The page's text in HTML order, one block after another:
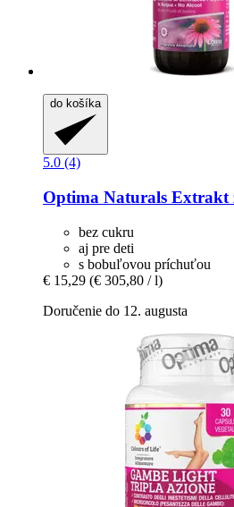
do košíka
5.0 (4)
Optima Naturals Extrakt
bez cukru
aj pre deti
s bobuľovou príchuťou
€ 15,29 (€ 305,80 / l)
Doručenie do 12. augusta